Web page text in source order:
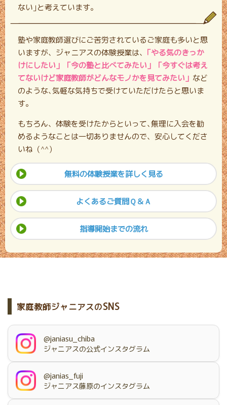
ない｣と考えています。
塾や家庭教師選びにご苦労されているご家庭も多いと思
いますが、ジャニアスの体験授業は､ 「やる気のきっか
けにしたい」「今の塾と比べてみたい」「今すぐは考え
てないけど家庭教師がどんなモノかを見てみたい」 など
のような､気軽な気持ちで受けていただけたらと思いま
す。
もちろん、体験を受けたからといって､無理に入会を勧
めるようなことは一切ありませんので、安心してくださ
いね（^^）
無料の体験授業を詳しく見る
よくあるご質問Ｑ＆Ａ
指導開始までの流れ
家庭教師ジャニアスのSNS
@janiasu_chiba
ジャニアスの公式インスタグラム
@janias_fuji
ジャニアス藤原のインスタグラム